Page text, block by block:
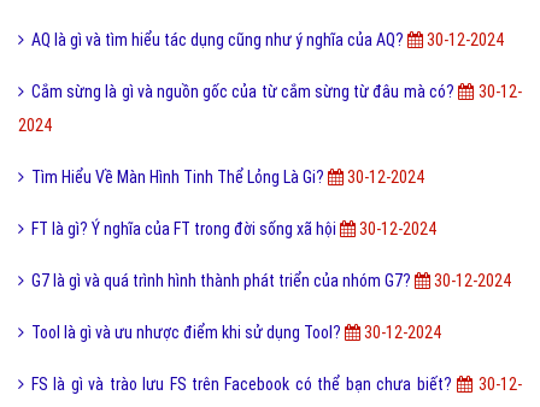
AQ là gì và tìm hiểu tác dụng cũng như ý nghĩa của AQ? 30-12-2024
Cắm sừng là gì và nguồn gốc của từ cắm sừng từ đâu mà có?
30-12-
2024
Tìm Hiểu Về Màn Hình Tinh Thể Lỏng Là Gi? 30-12-2024
FT là gì? Ý nghĩa của FT trong đời sống xã hội 30-12-2024
G7 là gì và quá trình hình thành phát triển của nhóm G7? 30-12-2024
Tool là gì và ưu nhược điểm khi sử dụng Tool? 30-12-2024
FS là gì và trào lưu FS trên Facebook có thể bạn chưa biết?
30-12-